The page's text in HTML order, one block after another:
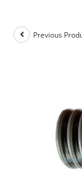
Previous